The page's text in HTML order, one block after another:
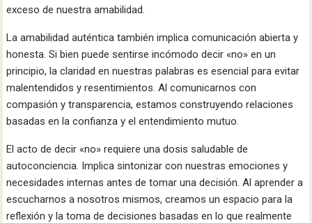
exceso de nuestra amabilidad.
La amabilidad auténtica también implica comunicación abierta y
honesta. Si bien puede sentirse incómodo decir «no» en un
principio, la claridad en nuestras palabras es esencial para evitar
malentendidos y resentimientos. Al comunicarnos con
compasión y transparencia, estamos construyendo relaciones
basadas en la confianza y el entendimiento mutuo.
El acto de decir «no» requiere una dosis saludable de
autoconciencia. Implica sintonizar con nuestras emociones y
necesidades internas antes de tomar una decisión. Al aprender a
escucharnos a nosotros mismos, creamos un espacio para la
reflexión y la toma de decisiones basadas en lo que realmente